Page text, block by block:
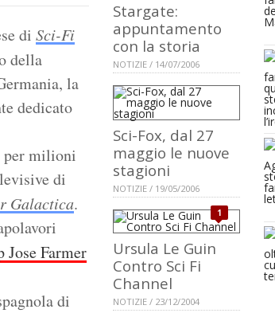
di Sci-Fi
della
la
dedicato
per milioni
di
Galactica.
Jose Farmer
di
Stargate:
appuntamento
con la storia
NOTIZIE / 14/07/2006
Sci-Fox, dal 27
maggio le nuove
stagioni
NOTIZIE / 19/05/2006
1
Ursula Le Guin
Contro Sci Fi
Channel
NOTIZIE / 23/12/2004